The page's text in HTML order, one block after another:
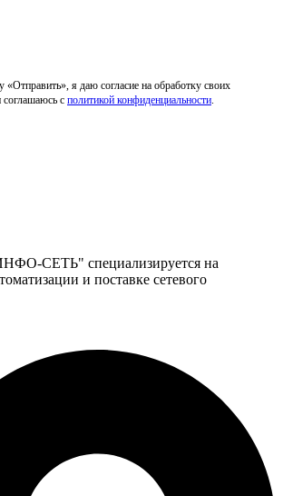
я даю согласие на обработку своих
с политикой конфиденциальности.
СЕТЬ" специализируется на
и поставке сетевого